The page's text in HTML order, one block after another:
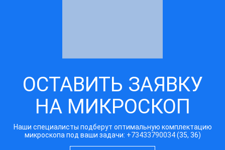
ОСТАВИТЬ ЗАЯВКУ
НА МИКРОСКОП
Наши специалисты подберут оптимальную комплектацию
микроскопа под ваши задачи: +73433790034(35, 36)